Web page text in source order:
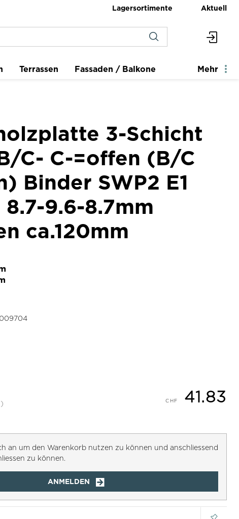
Lagersortimente Aktuell
Terrassen Fassaden / Balkone Mehr
3-Schicht
C- C-=offen (B/C
Binder SWP2 E1
9.6-8.7mm
ca.120mm
41.83
an um den Warenkorb nutzen zu können und anschliessend
zu können.
ANMELDEN